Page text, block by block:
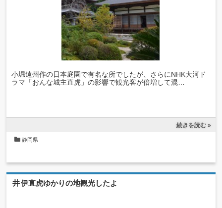
小堀遠州作の日本庭園で有名な所でしたが、さらにNHK大河ド
ラマ「おんな城主直虎」の影響で観光客が倍増して混…
続きを読む »
静岡県
井伊直虎ゆかりの地観光したよ